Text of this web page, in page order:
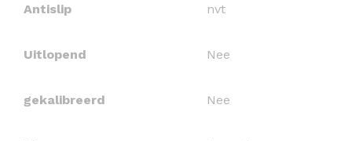
Antislip nvt
Uitlopend Nee
gekalibreerd Nee